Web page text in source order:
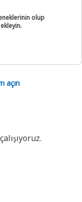
olup
ekleyin.
açın